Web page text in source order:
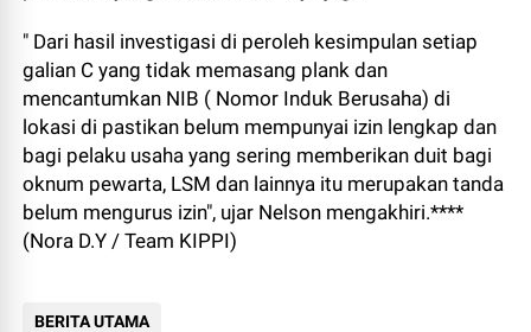
" Dari hasil investigasi di peroleh kesimpulan setiap
galian C yang tidak memasang plank dan
mencantumkan NIB ( Nomor Induk Berusaha) di
lokasi di pastikan belum mempunyai izin lengkap dan
bagi pelaku usaha yang sering memberikan duit bagi
oknum pewarta, LSM dan lainnya itu merupakan tanda
belum mengurus izin", ujar Nelson mengakhiri.****
(Nora D.Y / Team KIPPI)
BERITA UTAMA